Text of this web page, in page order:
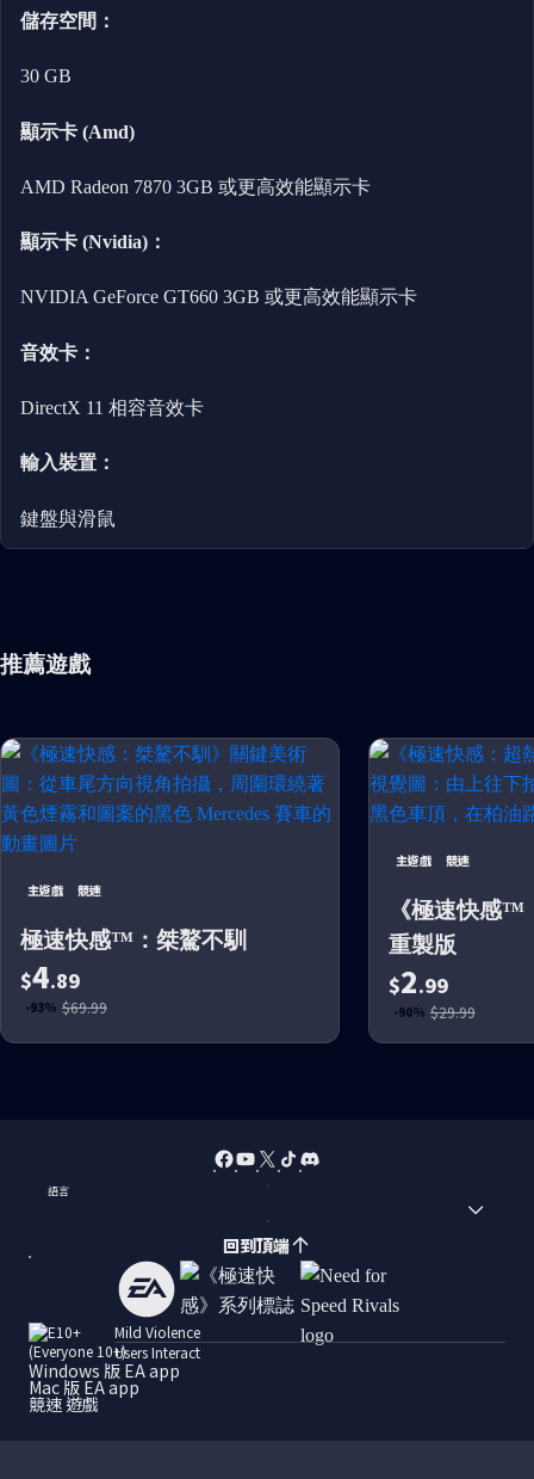
儲存空間：
30 GB
顯示卡 (Amd)
AMD Radeon 7870 3GB 或更高效能顯示卡
顯示卡 (Nvidia)：
NVIDIA GeForce GT660 3GB 或更高效能顯示卡
音效卡：
DirectX 11 相容音效卡
輸入裝置：
鍵盤與滑鼠
推薦遊戲
主遊戲 競速
極速快感™：桀驁不馴
$4.89
-93% $69.99
主遊戲 競速
《極速快感™
重製版
$2.99
-90% $29.99
語言
回到頂端
Mild Violence
Users Interact
Windows 版 EA app
Mac 版 EA app
競速 遊戲